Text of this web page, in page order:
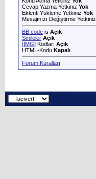
Cevap Yazma Yetkiniz Yok
Eklenti Yükleme Yetkiniz Yok
Mesajınızı Değiştirme Yetkiniz
BB code is Açık
Smileler Açık
[IMG] Kodları Açık
HTML-Kodu Kapalı
Forum Kuralları